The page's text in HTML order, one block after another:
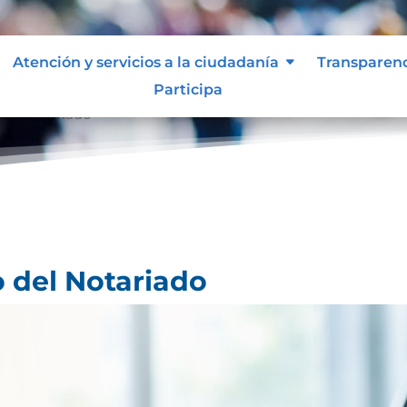
Atención y servicios a la ciudadanía
Participa
Notariado
del Notariado